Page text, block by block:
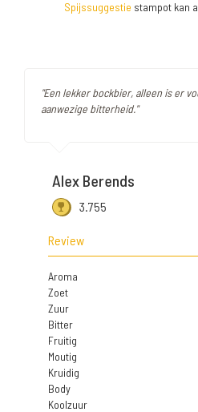
Spijssuggestie stampot kan
"Een lekker bockbier, alleen is er
aanwezige bitterheid."
Alex Berends
3.755
Review
Aroma
Zoet
Zuur
Bitter
Fruitig
Moutig
Kruidig
Body
Koolzuur